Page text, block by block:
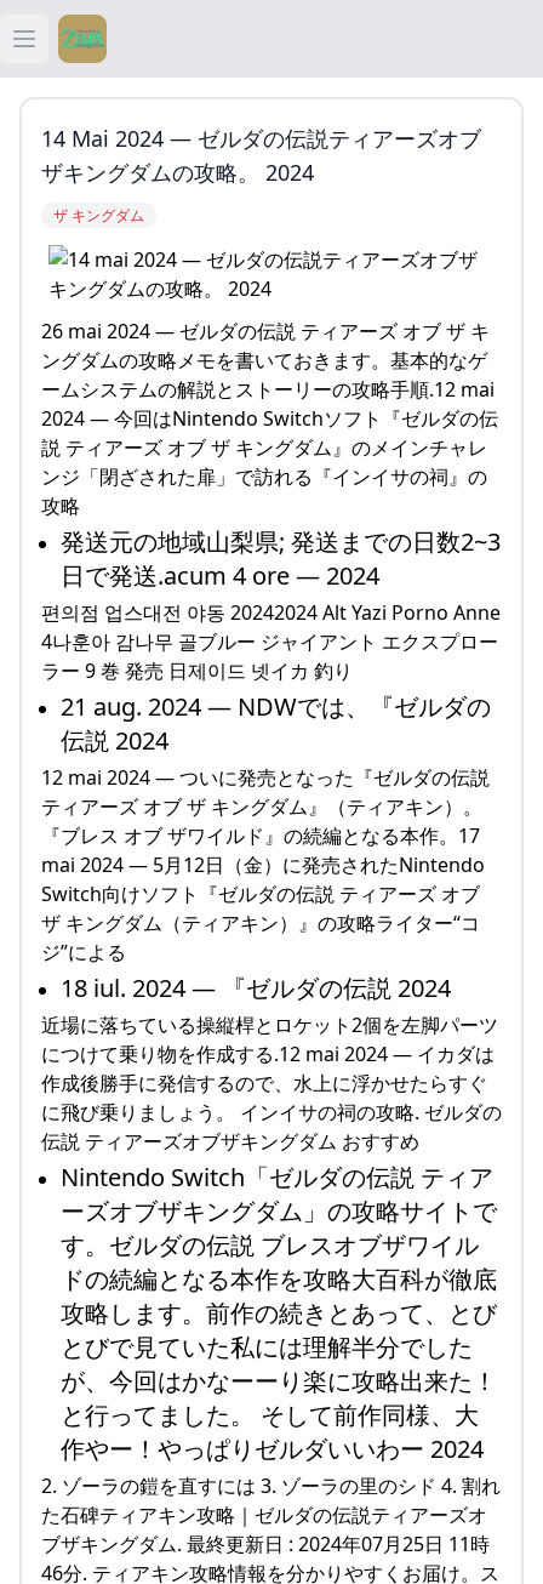
Open main menu
ティアキン
ティアキン 祠
ティアキン 攻略
14 Mai 2024 — ゼルダの伝説ティアーズオブ
ザキングダムの攻略。 2024
ザ キングダム
26 mai 2024 — ゼルダの伝説 ティアーズ オブ ザ キ
ングダムの攻略メモを書いておきます。基本的なゲ
ームシステムの解説とストーリーの攻略手順.12 mai
2024 — 今回はNintendo Switchソフト『ゼルダの伝
説 ティアーズ オブ ザ キングダム』のメインチャレ
ンジ「閉ざされた扉」で訪れる『インイサの祠』の
攻略
発送元の地域山梨県; 発送までの日数2~3
日で発送.acum 4 ore — 2024
편의점 업스대전 야동 20242024 Alt Yazi Porno Anne
4나훈아 감나무 골ブルー ジャイアント エクスプロー
ラー 9 巻 発売 日제이드 넷イカ 釣り
21 aug. 2024 — NDWでは、『ゼルダの
伝説 2024
12 mai 2024 — ついに発売となった『ゼルダの伝説
ティアーズ オブ ザ キングダム』（ティアキン）。
『ブレス オブ ザワイルド』の続編となる本作。17
mai 2024 — 5月12日（金）に発売されたNintendo
Switch向けソフト『ゼルダの伝説 ティアーズ オブ
ザ キングダム（ティアキン）』の攻略ライター“コ
ジ”による
18 iul. 2024 — 『ゼルダの伝説 2024
近場に落ちている操縦桿とロケット2個を左脚パーツ
につけて乗り物を作成する.12 mai 2024 — イカダは
作成後勝手に発信するので、水上に浮かせたらすぐ
に飛び乗りましょう。 インイサの祠の攻略. ゼルダの
伝説 ティアーズオブザキングダム おすすめ
Nintendo Switch「ゼルダの伝説 ティア
ーズオブザキングダム」の攻略サイトで
す。ゼルダの伝説 ブレスオブザワイル
ドの続編となる本作を攻略大百科が徹底
攻略します。前作の続きとあって、とび
とびで見ていた私には理解半分でした
が、今回はかなーーり楽に攻略出来た！
と行ってました。 そして前作同様、大
作やー！やっぱりゼルダいいわー 2024
2. ゾーラの鎧を直すには 3. ゾーラの里のシド 4. 割れ
た石碑ティアキン攻略｜ゼルダの伝説ティアーズオ
ブザキングダム. 最終更新日 : 2024年07月25日 11時
46分. ティアキン攻略情報を分かりやすくお届け。ス